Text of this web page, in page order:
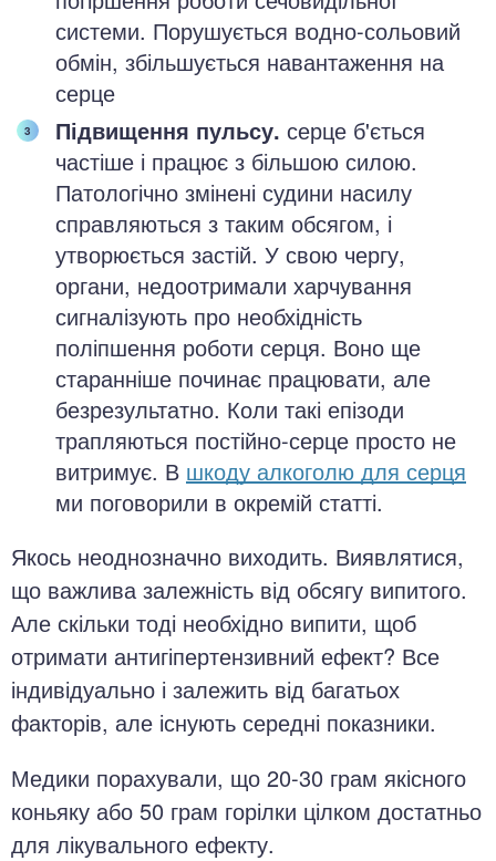
системи. Порушується водно-сольовий
обмін, збільшується навантаження на
серце
Підвищення пульсу. серце б'ється
частіше і працює з більшою силою.
Патологічно змінені судини насилу
справляються з таким обсягом, і
утворюється застій. У свою чергу,
органи, недоотримали харчування
сигналізують про необхідність
поліпшення роботи серця. Воно ще
старанніше починає працювати, але
безрезультатно. Коли такі епізоди
трапляються постійно-серце просто не
витримує. В шкоду алкоголю для серця
ми поговорили в окремій статті.
Якось неоднозначно виходить. Виявлятися,
що важлива залежність від обсягу випитого.
Але скільки тоді необхідно випити, щоб
отримати антигіпертензивний ефект? Все
індивідуально і залежить від багатьох
факторів, але існують середні показники.
Медики порахували, що 20-30 грам якісного
коньяку або 50 грам горілки цілком достатньо
для лікувального ефекту.